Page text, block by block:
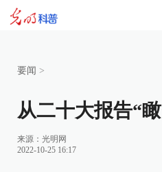
要闻 >
从二十大报告“
来源： 光明网
2022-10-25 16:17